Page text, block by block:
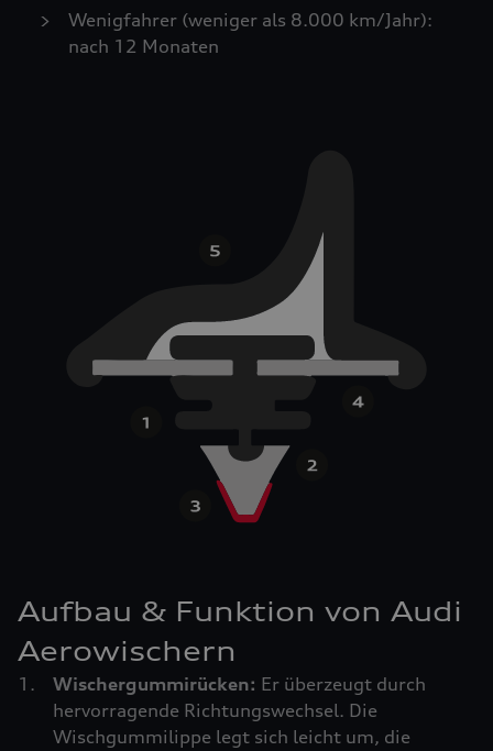
Wenigfahrer (weniger als 8.000 km/Jahr):
nach 12 Monaten
Aufbau & Funktion von Audi
Aerowischern
Wischergummirücken: Er überzeugt durch
hervorragende Richtungswechsel. Die
Wischgummilippe legt sich leicht um, die